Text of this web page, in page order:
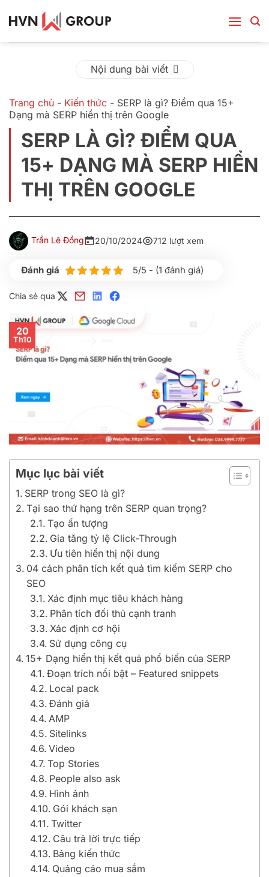
qua
nội
dung
Nội dung bài viết
Trang chủ - Kiến thức - SERP là gì? Điểm qua 15+
Dạng mà SERP hiển thị trên Google
SERP LÀ GÌ? ĐIỂM QUA
15+ DẠNG MÀ SERP HIỂN
THỊ TRÊN GOOGLE
Trần Lê Đồng 20/10/2024 712 lượt xem
5/5 - (1 đánh giá)
Chia sẻ qua
20
Th10
Mục lục bài viết
SERP trong SEO là gì?
Tại sao thứ hạng trên SERP quan trọng?
Tạo ấn tượng
Gia tăng tỷ lệ Click-Through
Ưu tiên hiển thị nội dung
04 cách phân tích kết quả tìm kiếm SERP cho
SEO
Xác định mục tiêu khách hàng
Phân tích đối thủ cạnh tranh
Xác định cơ hội
Sử dụng công cụ
15+ Dạng hiển thị kết quả phổ biến của SERP
Đoạn trích nổi bật – Featured snippets
Local pack
Đánh giá
AMP
Sitelinks
Video
Top Stories
People also ask
Hình ảnh
Gói khách sạn
Twitter
Câu trả lời trực tiếp
Bảng kiến thức
Quảng cáo mua sắm